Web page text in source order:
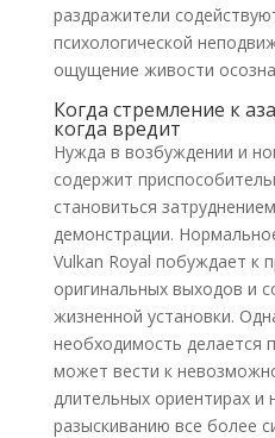
раздражители
психологической
ощущение живости
Когда стремление к
когда вредит
Нужда в возбуждении и
содержит
становиться
демонстрации.
Vulkan Royal побуждает к
оригинальных выходов и
жизненной установки.
необходимость делается
может вести к
длительных ориентирах и
разыскиванию все более